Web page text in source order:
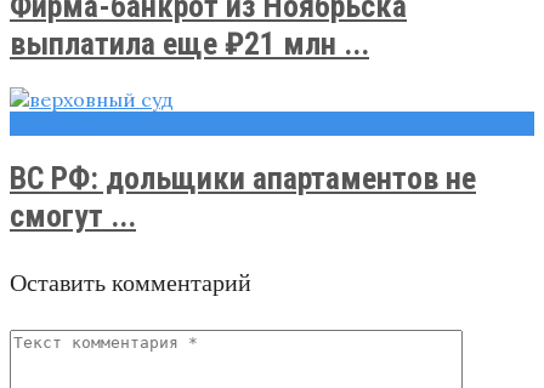
выплатила еще ₽21 млн ...
ВС РФ: дольщики апартаментов не
смогут ...
Оставить комментарий